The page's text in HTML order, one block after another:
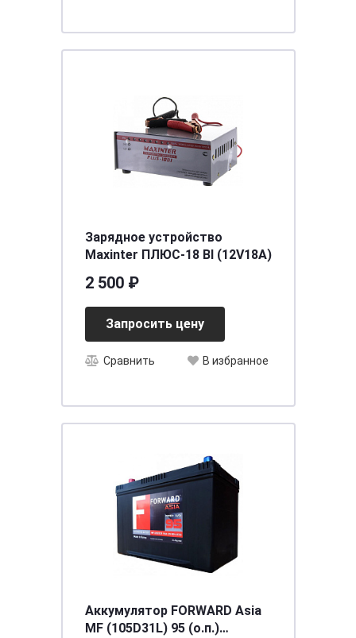
Зарядное устройство
Мaxinter ПЛЮС-18 BI (12V18A)
2 500 ₽
Запросить цену
Сравнить В избранное
Аккумулятор FORWARD Asia
MF (105D31L) 95 (о.п.)